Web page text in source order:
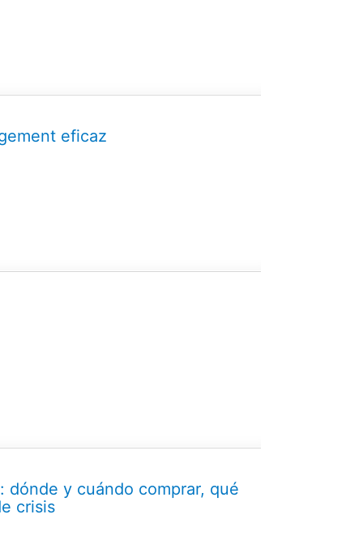
eficaz
dónde y cuándo comprar, qué
crisis